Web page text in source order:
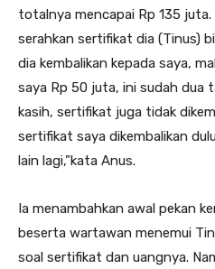
totalnya mencapai Rp 135 juta.
serahkan sertifikat dia (Tinus)
dia kembalikan kepada saya,
saya Rp 50 juta, ini sudah dua
kasih, sertifikat juga tidak
sertifikat saya dikembalikan
lain lagi,”kata Anus.
Ia menambahkan awal pekan
beserta wartawan menemui
soal sertifikat dan uangnya.